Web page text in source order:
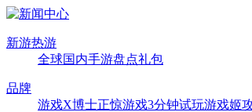
新游热游
全球国内手游盘点礼包
品牌
游戏X博士正惊游戏3分钟试玩游戏姬